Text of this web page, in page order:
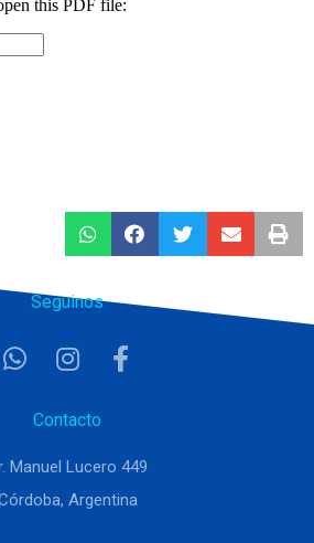
Seguinos
Contacto
Manuel Lucero 449
Argentina